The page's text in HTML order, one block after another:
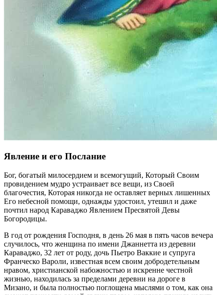
Явление и его Послание
Бог, богатый милосердием и всемогущий, Который Своим
провидением мудро устраивает все вещи, из Своей
благочестия, Которая никогда не оставляет верных лишенных
Его небесной помощи, однажды удостоил, утешил и даже
почтил народ Караваджо Явлением Пресвятой Девы
Богородицы.
В год от рождения Господня, в день 26 мая в пять часов вечера
случилось, что женщина по имени Джаннетта из деревни
Караваджо, 32 лет от роду, дочь Пьетро Ваккие и супруга
Франческо Вароли, известная всем своим добродетельным
нравом, христианской набожностью и искренне честной
жизнью, находилась за пределами деревни на дороге в
Мизано, и была полностью поглощена мыслями о том, как она